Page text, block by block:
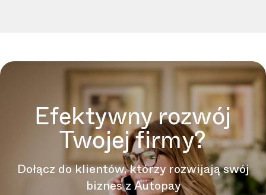
Efektywny rozwój
Twojej firmy?
Dołącz do klientów, którzy rozwijają swój
biznes z Autopay